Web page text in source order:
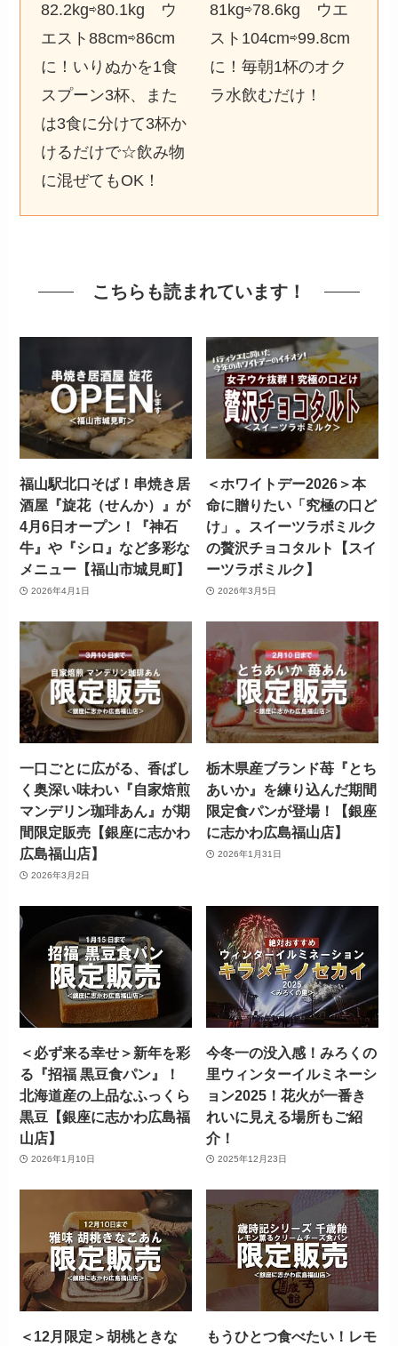
82.2kg⇨80.1kg ウ
エスト88cm⇨86cm
に！いりぬかを1食
スプーン3杯、また
は3食に分けて3杯か
けるだけで☆飲み物
に混ぜてもOK！
81kg⇨78.6kg ウエ
スト104cm⇨99.8cm
に！毎朝1杯のオク
ラ水飲むだけ！
こちらも読まれています！
福山駅北口そば！串焼き居
酒屋『旋花（せんか）』が
4月6日オープン！『神石
牛』や『シロ』など多彩な
メニュー【福山市城見町】
2026年4月1日
＜ホワイトデー2026＞本
命に贈りたい「究極の口ど
け」。スイーツラボミルク
の贅沢チョコタルト【スイ
ーツラボミルク】
2026年3月5日
一口ごとに広がる、香ばし
く奥深い味わい『自家焙煎
マンデリン珈琲あん』が期
間限定販売【銀座に志かわ
広島福山店】
2026年3月2日
栃木県産ブランド苺『とち
あいか』を練り込んだ期間
限定食パンが登場！【銀座
に志かわ広島福山店】
2026年1月31日
＜必ず来る幸せ＞新年を彩
る『招福 黒豆食パン』！
北海道産の上品なふっくら
黒豆【銀座に志かわ広島福
山店】
2026年1月10日
今冬一の没入感！みろくの
里ウィンターイルミネーシ
ョン2025！花火が一番き
れいに見える場所もご紹
介！
2025年12月23日
＜12月限定＞胡桃ときな もうひとつ食べたい！レモ